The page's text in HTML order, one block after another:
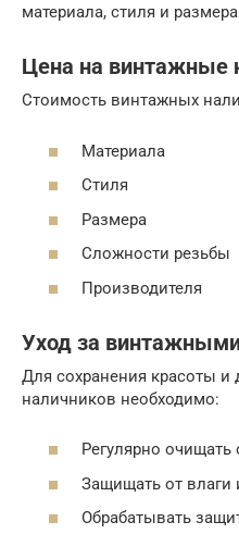
материала, стиля и
Цена на винтажные
Стоимость винтажных
Материала
Стиля
Размера
Сложности резьбы
Производителя
Уход за
Для сохранения красоты
наличников необходимо:
Регулярно очищать
Защищать от влаги
Обрабатывать